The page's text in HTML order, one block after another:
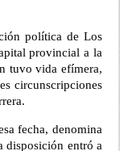
política de Los
provincial a la
tuvo vida efímera,
circunscripciones
fecha, denomina
disposición entró a